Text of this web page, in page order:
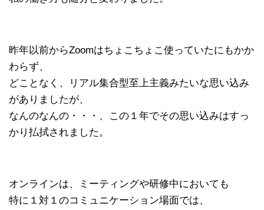
昨年以前からZoomはちょこちょこ使っていたにもかか
わらず、
どことなく、リアル集合型至上主義みたいな思い込み
がありましたが、
なんのなんの・・・、この１年でその思い込みはすっ
かり払拭されました。
オンラインは、ミーティングや研修中においても
特に１対１のコミュニケーション場面では、